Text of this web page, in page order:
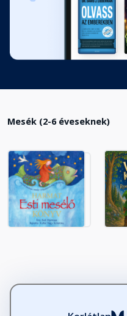
A madarak nyelve
Fejezet hossza: 00:02:59
A sajtot osztó róka
Fejezet hossza: 00:01:11
A szamár füle
Fejezet hossza: 00:01:57
Mesék (2-6 éveseknek)